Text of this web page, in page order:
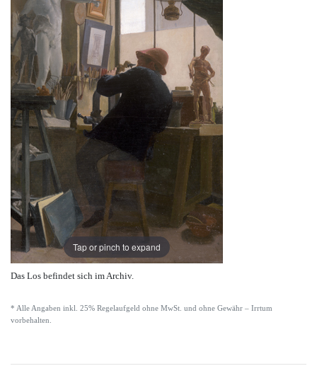
Tap or pinch to expand
Das Los befindet sich im Archiv.
* Alle Angaben inkl. 25% Regelaufgeld ohne MwSt. und ohne Gewähr – Irrtum
vorbehalten.